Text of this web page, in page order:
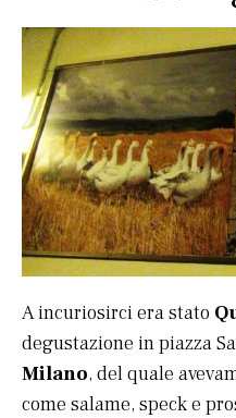
A incuriosirci era stato
degustazione in piazza
Milano, del quale
come salame, speck e